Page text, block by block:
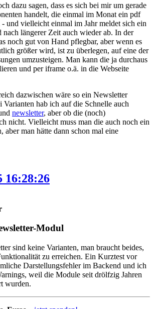
dazu sagen, dass es sich bei mir um gerade
handelt, die einmal im Monat ein pdf
und vielleicht einmal im Jahr meldet sich ein
nach längerer Zeit auch wieder ab. In der
noch gut von Hand pflegbar, aber wenn es
größer wird, ist zu überlegen, auf eine der
umzusteigen. Man kann die ja durchaus
und per iframe o.ä. in die Webseite
dazwischen wäre so ein Newsletter
hab ich auf die Schnelle auch
newsletter, aber ob die (noch)
nicht. Vielleicht muss man die auch noch ein
aber man hätte dann schon mal eine
16:28:26
Modul
sind keine Varianten, man braucht beides,
zu erreichen. Ein Kurztest vor
Darstellungsfehler im Backend und ich
weil die Module seit drölfzig Jahren
wurden.